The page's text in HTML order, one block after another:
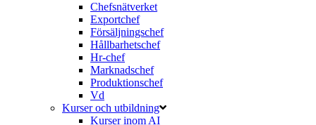
Chefsnätverket
Exportchef
Försäljningschef
Hållbarhetschef
Hr-chef
Marknadschef
Produktionschef
Vd
Kurser och utbildning
Kurser inom AI